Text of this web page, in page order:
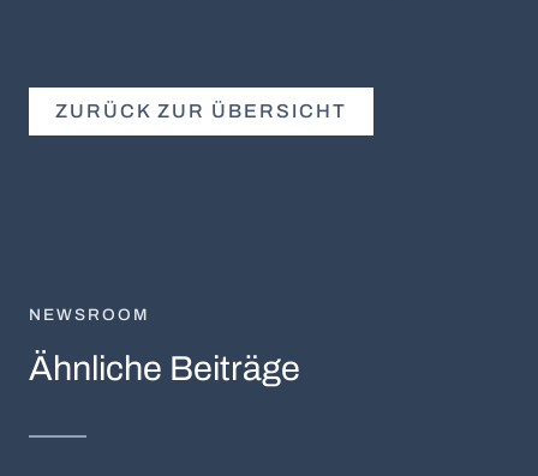
ZURÜCK ZUR ÜBERSICHT
NEWSROOM
Ähnliche Beiträge